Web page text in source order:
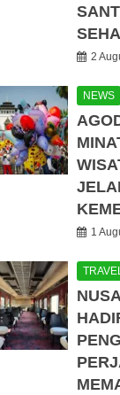
2
NEWS
1